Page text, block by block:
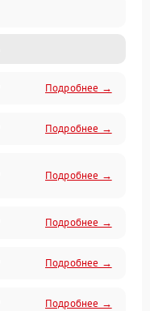
Подробнее →
Подробнее →
Подробнее →
Подробнее →
Подробнее →
Подробнее →